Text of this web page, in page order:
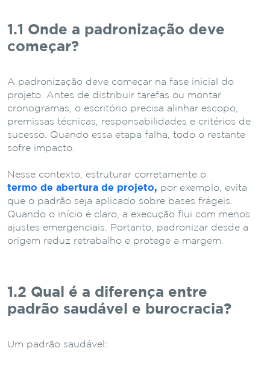
1.1 Onde a padronização deve
começar?
A padronização deve começar na fase inicial do
projeto. Antes de distribuir tarefas ou montar
cronogramas, o escritório precisa alinhar escopo,
premissas técnicas, responsabilidades e critérios de
sucesso. Quando essa etapa falha, todo o restante
sofre impacto.
Nesse contexto, estruturar corretamente o
termo de abertura de projeto, por exemplo, evita
que o padrão seja aplicado sobre bases frágeis.
Quando o início é claro, a execução flui com menos
ajustes emergenciais. Portanto, padronizar desde a
origem reduz retrabalho e protege a margem.
1.2 Qual é a diferença entre
padrão saudável e burocracia?
Um padrão saudável: